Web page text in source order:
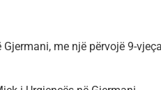
me një përvojë 9-